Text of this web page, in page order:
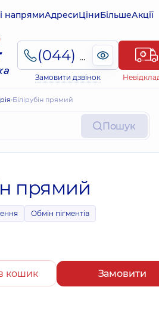
напрямиАдресиЦіниБільшеАкції
(044) 495-2-888
Замовити дзвінок
Білірубін прямий
Пошук
прямий
Обмін пігментів
кошик Замовити